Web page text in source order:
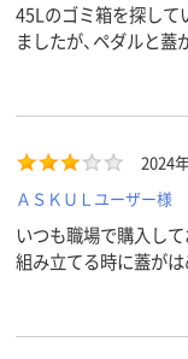
45Lのゴミ箱を探して
ましたが、ペダルと
いのではということ
となり、蓋を開けたり
2024
ＡＳＫＵＬユーザー様
いつも職場で購入して
組み立てる時に蓋が
す。構造上、仕方が